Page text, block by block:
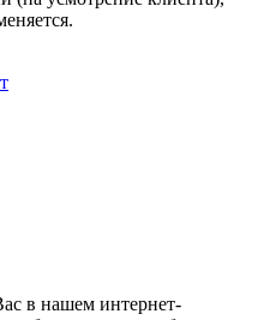
в нашем интернет-